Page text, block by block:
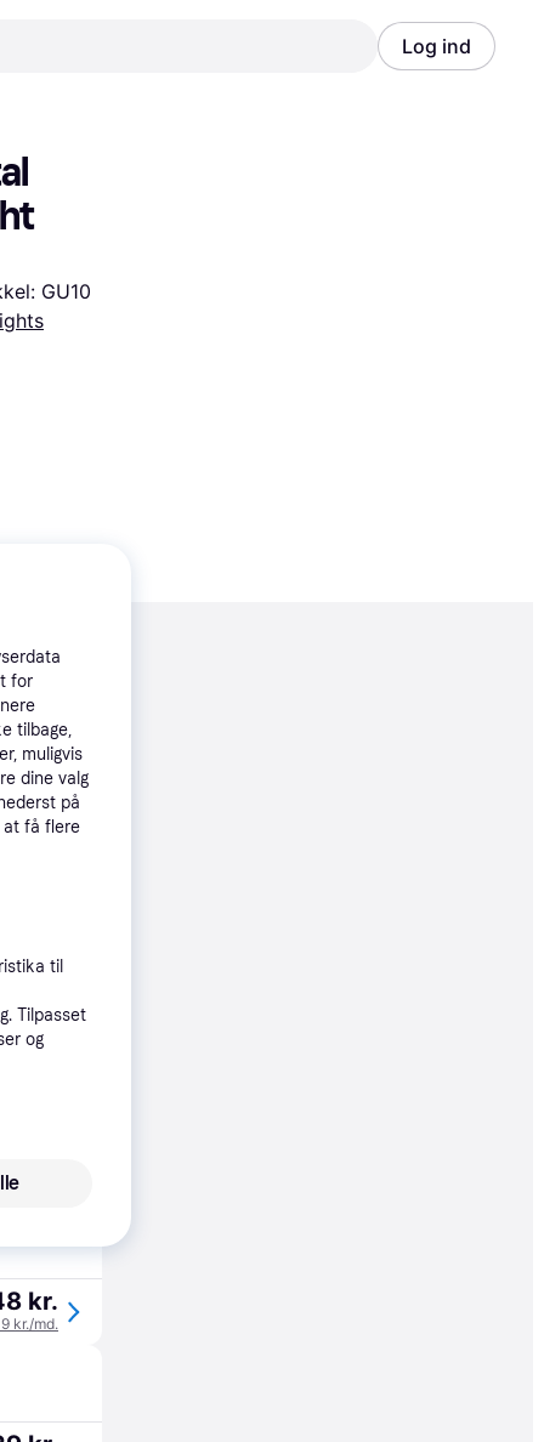
Log ind
GU10
kr.
kr./md.
kr.
kr./md.
kr./md.
kr.
kr./md.
for
tilbage,
muligvis
dine valg
på
at få flere
til
Tilpasset
og